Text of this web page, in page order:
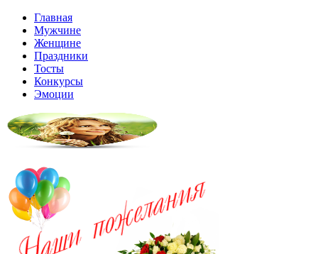
Главная
Мужчине
Женщине
Праздники
Тосты
Конкурсы
Эмоции